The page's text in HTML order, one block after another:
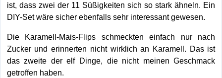
ist, dass zwei der 11 Süßigkeiten sich so stark ähneln. Ein
DIY-Set wäre sicher ebenfalls sehr interessant gewesen.
Die Karamell-Mais-Flips schmeckten einfach nur nach
Zucker und erinnerten nicht wirklich an Karamell. Das ist
das zweite der elf Dinge, die nicht meinen Geschmack
getroffen haben.